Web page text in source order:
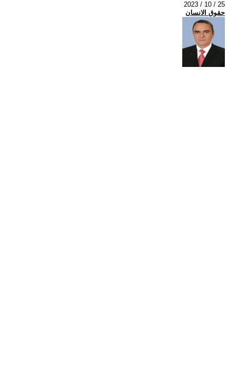
2023 / 10 / 25
حقوق الانسان